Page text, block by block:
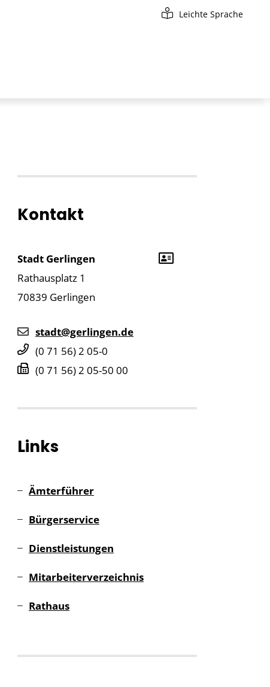
Leichte Sprache
Kontakt
Stadt Gerlingen
Rathausplatz 1
70839 Gerlingen
stadt@gerlingen.de
(0 71 56) 2 05-0
(0 71 56) 2 05-50 00
Links
Ämterführer
Bürgerservice
Dienstleistungen
Mitarbeiterverzeichnis
Rathaus